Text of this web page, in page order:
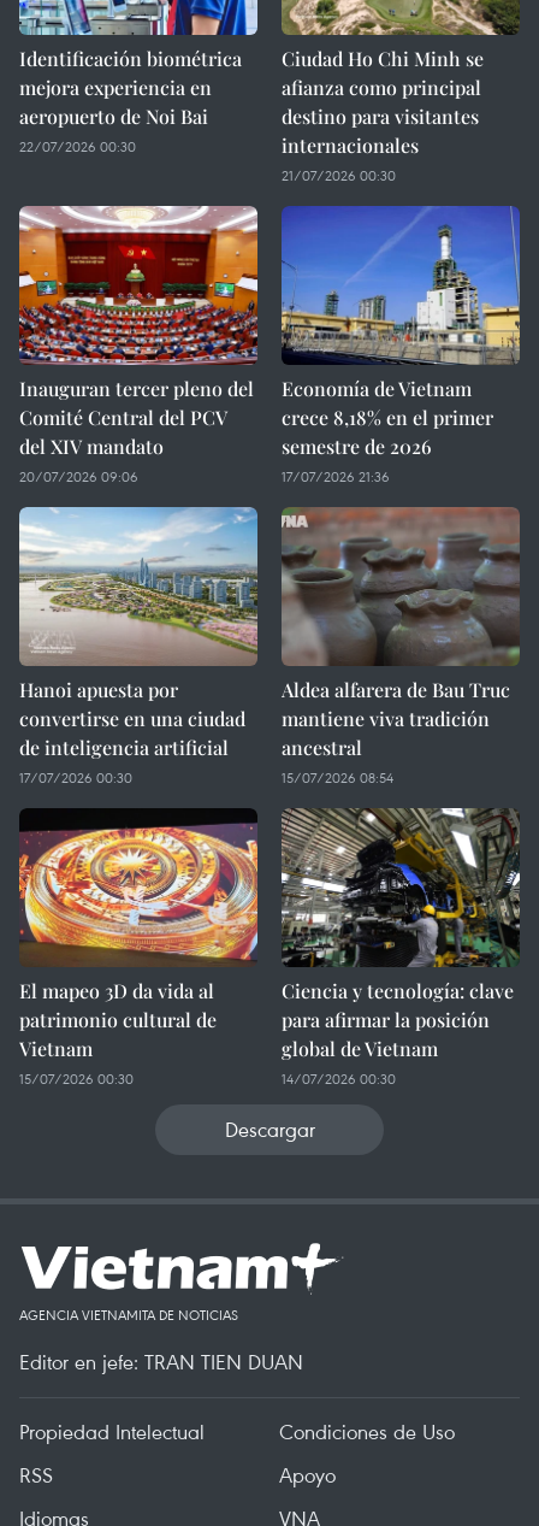
Identificación biométrica
mejora experiencia en
aeropuerto de Noi Bai
22/07/2026 00:30
Ciudad Ho Chi Minh se
afianza como principal
destino para visitantes
internacionales
21/07/2026 00:30
Inauguran tercer pleno del
Comité Central del PCV
del XIV mandato
20/07/2026 09:06
Economía de Vietnam
crece 8,18% en el primer
semestre de 2026
17/07/2026 21:36
Hanoi apuesta por
convertirse en una ciudad
de inteligencia artificial
17/07/2026 00:30
Aldea alfarera de Bau Truc
mantiene viva tradición
ancestral
15/07/2026 08:54
El mapeo 3D da vida al
patrimonio cultural de
Vietnam
15/07/2026 00:30
Ciencia y tecnología: clave
para afirmar la posición
global de Vietnam
14/07/2026 00:30
Descargar
AGENCIA VIETNAMITA DE NOTICIAS
Editor en jefe: TRAN TIEN DUAN
Propiedad Intelectual
Condiciones de Uso
RSS
Apoyo
Idiomas
VNA